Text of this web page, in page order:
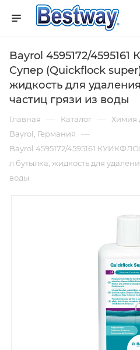
Bayrol 4595172/
Супер (Quickflock
жидкость для
частиц грязи из воды
Главная — Каталог — Химия
Bayrol, Германия —
Bayrol 4595172/4595161
л бутылка, жидкость для
воды